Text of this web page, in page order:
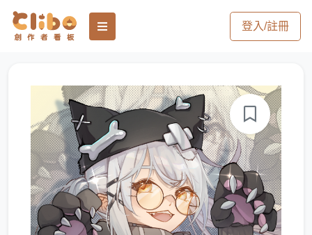
登入/註冊